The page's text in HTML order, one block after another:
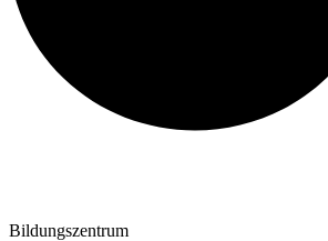
Bildungszentrum